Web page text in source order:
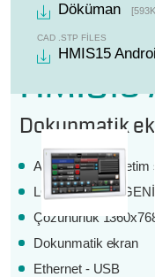
GERI
Dokunmatik
Android 7.1.2 İşletim
LCD TFT 15,6"
Çözünürlük
Dokunmatik ekran
Ethernet - USB
Döküman
CAD .STP FILES
HMIS15